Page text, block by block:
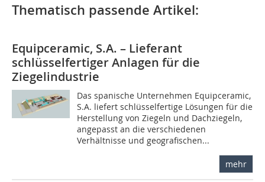
Thematisch passende Artikel:
Equipceramic, S.A. – Lieferant
schlüsselfertiger ­Anlagen für die
Ziegelindustrie
Das spanische Unternehmen Equipceramic,
S.A. liefert schlüsselfertige Lösungen für die
Herstellung von Ziegeln und Dachziegeln,
angepasst an die verschiedenen
Verhältnisse und geografischen...
mehr